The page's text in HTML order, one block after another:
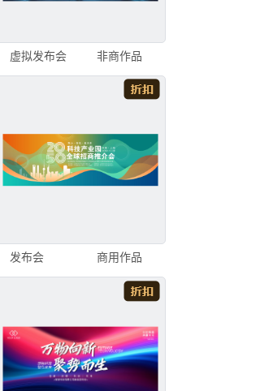
虚拟发布会 非商作品
发布会 商用作品